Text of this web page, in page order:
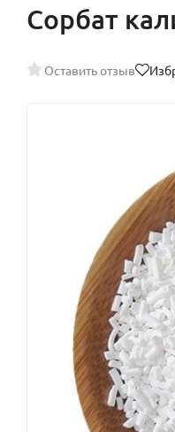
Сорбат
Оставить отзыв